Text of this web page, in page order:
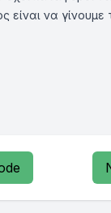
είναι να